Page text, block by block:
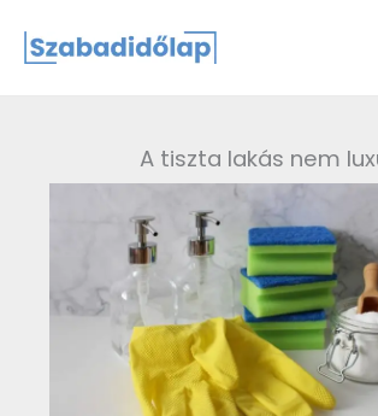
content
A tiszta lakás nem